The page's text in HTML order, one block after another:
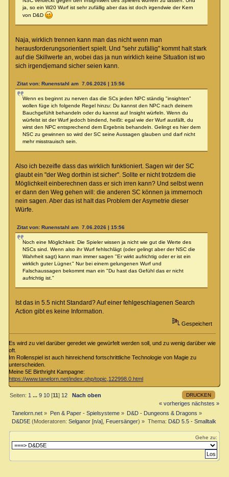
ja, so ein W20 Wurf ist sehr zufällig aber das ist doch irgendwie der Kern
von D&D
Naja, wirklich trennen kann man das nicht wenn man
herausforderungsorientiert spielt. Und "sehr zufällig" kommt halt stark
auf die Skillwerte an, wobei das ja nun wirklich keine Situation ist wo
sich irgendjemand sicher seien kann.
Zitat von: Runenstahl am 7.06.2026 | 15:56
Wenn es beginnt zu nerven das die SCs jeden NPC ständig "insighten"
wollen füge ich folgende Regel hinzu: Du kannst den NPC nach deinem
Bauchgefühlt behandeln oder du kannst auf Insight würfeln. Wenn du
würfelst ist der Wurf jedoch bindend, heißt: egal wie der Wurf ausfällt, du
wirst den NPC entsprechend dem Ergebnis behandeln. Gelingt es hier dem
NSC zu gewinnen so wird der SC seine Aussagen glauben und darf nicht
mehr misstrauisch sein.
Also ich bezeifle dass das wirklich funktioniert. Sagen wir der SC
glaubt ein "der Weg dorthin ist sicher". Sollte er nicht trotzdem die
Möglichkeit einberechnen dass er sich irren kann? Und selbst wenn
er dann den Weg gehen will: die anderen SC können ja immernoch
nein sagen. Aber das ist halt das Problem der Asymetrie dieser
Würfe.
Zitat von: Runenstahl am 7.06.2026 | 15:56
Noch eine Möglichkeit: Die Spieler wissen ja nicht wie gut die Werte des
NSCs sind. Wenn also ihr Wurf fehlschlägt (oder gelingt aber der NSC die
Wahrheit sagt) kann man immer sagen "Er wirkt aufrichtig oder er ist ein
wirklich guter Lügner." Nur bei einem gelungenen Wurf und
Falschaussagen bekommt man ein "Du hast das Gefühl das er nicht
aufrichtig ist."
Ist das in 5.5 nicht Standard? Auf einer fehlgeschlagenen Search
Action gibt es keine Information.
Gespeichert
Es wird zu viel darüber geredet wie gewürfelt werden soll, und zu wenig darüber wie
oft.
Im Rollenspiel ist auch hinreichend fortschrittliche Technologie von Magie zu
unterscheiden.
Meine 5E Birthright Kampagne:
https://www.tanelorn.net/index.php/topic,122998.0.html
DRUCKEN
Seiten:1 ...9 10 [11]12
Nach oben
« vorheriges nächstes »
Tanelorn.net » Pen & Paper - Spielsysteme» D&D - Dungeons & Dragons »
D&D5E (Moderatoren:Selganor [n/a] Feuersänger) » Thema: D&D 5.5 - Smalltalk
Gehe zu: